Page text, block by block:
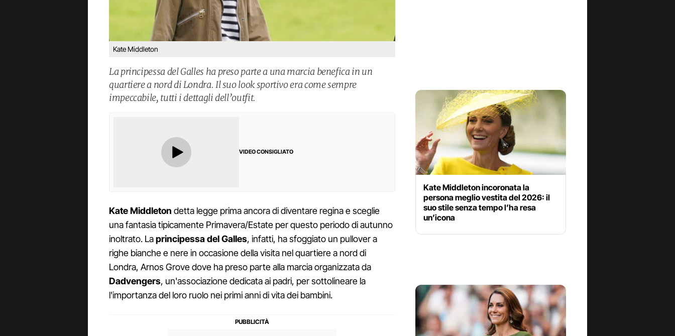
Kate Middleton
La principessa del Galles ha preso parte a una marcia benefica in un
quartiere a nord di Londra. Il suo look sportivo era come sempre
impeccabile, tutti i dettagli dell’outfit.
VIDEO CONSIGLIATO
KateMiddleton detta legge prima ancora di diventare regina e sceglie
una fantasia tipicamente Primavera/Estate per questo periodo di autunno
inoltrato. LaprincipessadelGalles, infatti, ha sfoggiato un pullover a
righe bianche e nere in occasione della visita nel quartiere a nord di
Londra, Arnos Grove dove ha preso parte alla marcia organizzata da
Dadvengers, un'associazione dedicata ai padri, per sottolineare la
l'importanza del loro ruolo nei primi anni di vita dei bambini.
Kate Middleton incoronata la
persona meglio vestita del 2026: il
suo stile senza tempo l’ha resa
un’icona